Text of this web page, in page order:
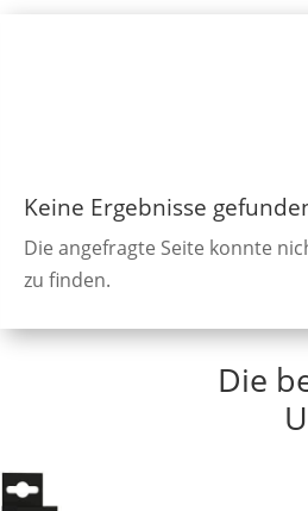
Keine Ergebnisse
Die angefragte Seite konnte
zu finden.
Die